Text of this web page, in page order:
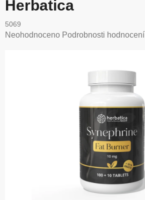
Herbatica
5069
Průměrné
Neohodnoceno Podrobnosti hodnocení